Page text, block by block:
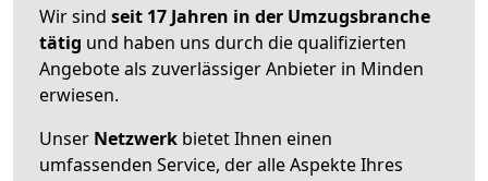
Wir sind seit 17 Jahren in der Umzugsbranche
tätig und haben uns durch die qualifizierten
Angebote als zuverlässiger Anbieter in Minden
erwiesen.
Unser Netzwerk bietet Ihnen einen
umfassenden Service, der alle Aspekte Ihres